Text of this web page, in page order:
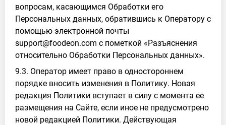
вопросам, касающимся Обработки его
Персональных данных, обратившись к Оператору с
помощью электронной почты
support@foodeon.com с пометкой «Разъяснения
относительно Обработки Персональных данных».
9.3. Оператор имеет право в одностороннем
порядке вносить изменения в Политику. Новая
редакция Политики вступает в силу с момента ее
размещения на Сайте, если иное не предусмотрено
новой редакцией Политики. Действующая